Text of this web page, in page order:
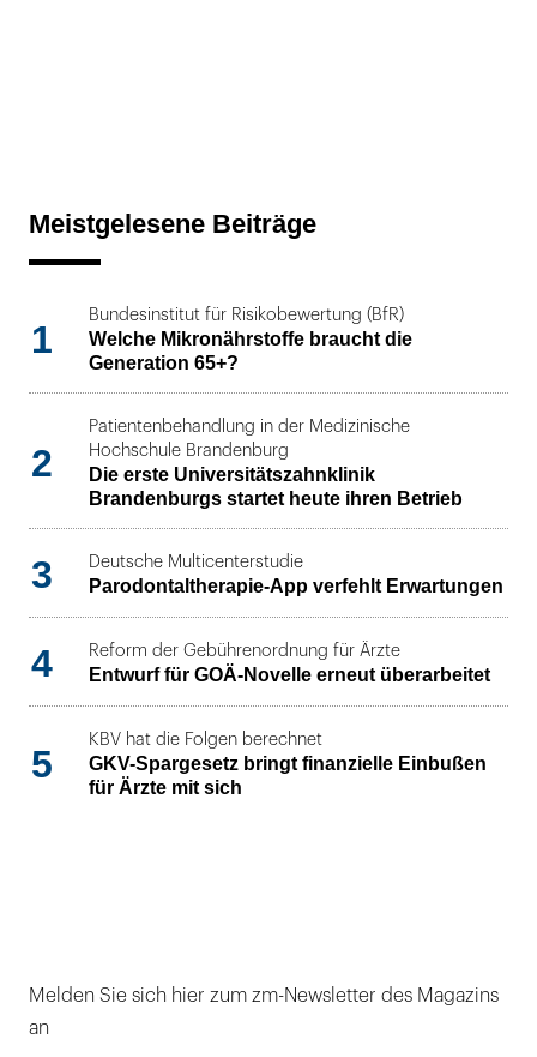
Meistgelesene Beiträge
1
Bundesinstitut für Risikobewertung (BfR)
Welche Mikronährstoffe braucht die
Generation 65+?
2
Patientenbehandlung in der Medizinische
Hochschule Brandenburg
Die erste Universitätszahnklinik
Brandenburgs startet heute ihren Betrieb
3 Deutsche Multicenterstudie
Parodontaltherapie-App verfehlt Erwartungen
4 Reform der Gebührenordnung für Ärzte
Entwurf für GOÄ-Novelle erneut überarbeitet
5
KBV hat die Folgen berechnet
GKV-Spargesetz bringt finanzielle Einbußen
für Ärzte mit sich
Melden Sie sich hier zum zm-Newsletter des Magazins
an